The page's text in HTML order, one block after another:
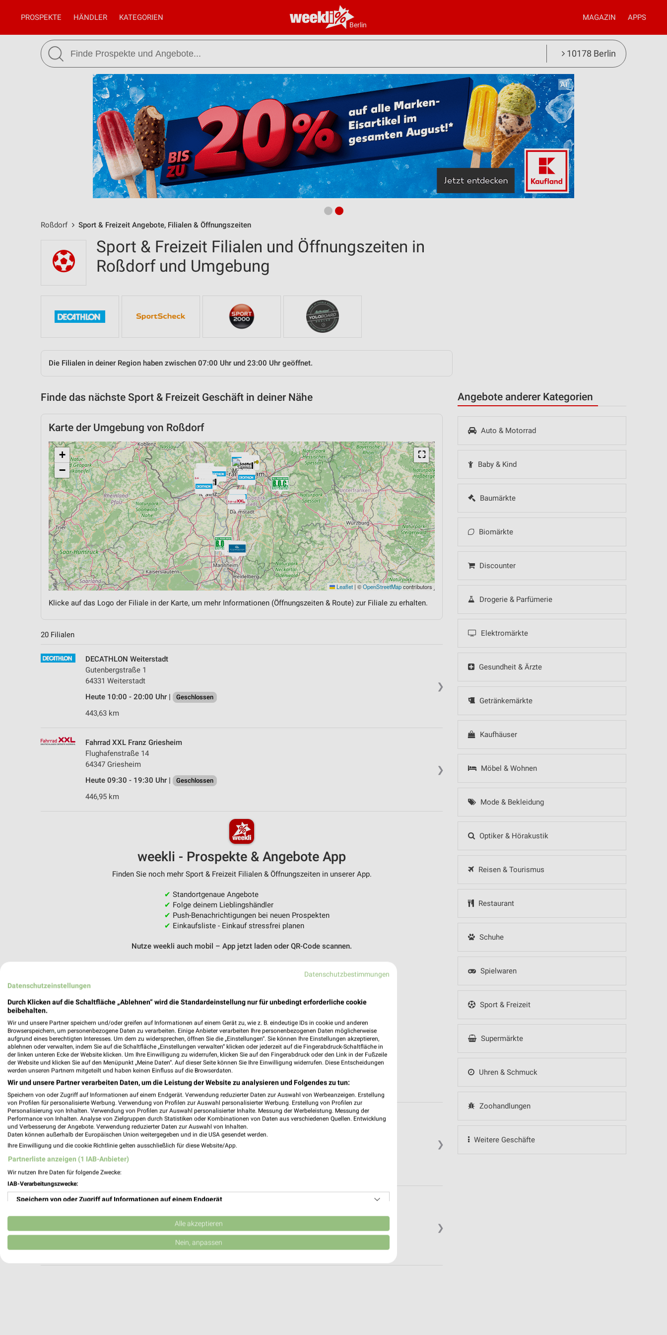
Berlin
PROSPEKTE HÄNDLER KATEGORIEN MAGAZIN APPS
10178 Berlin
Roßdorf Sport & Freizeit Angebote, Filialen & Öffnungszeiten
Angebote anderer Kategorien
Auto & Motorrad
Baby & Kind
Baumärkte
Biomärkte
Discounter
Drogerie & Parfümerie
Elektromärkte
Gesundheit & Ärzte
Getränkemärkte
Kaufhäuser
Möbel & Wohnen
Mode & Bekleidung
Optiker & Hörakustik
Reisen & Tourismus
Restaurant
Schuhe
Spielwaren
Sport & Freizeit
Supermärkte
Uhren & Schmuck
Zoohandlungen
Weitere Geschäfte
Sport & Freizeit Filialen und Öffnungszeiten in
Roßdorf und Umgebung
Die Filialen in deiner Region haben zwischen 07:00 Uhr und 23:00 Uhr geöffnet.
Finde das nächste Sport & Freizeit Geschäft in deiner Nähe
Karte der Umgebung von Roßdorf
⛶
+
−
Leaflet | ©OpenStreetMapcontributors
Klicke auf das Logo der Filiale in der Karte, um mehr Informationen (Öffnungszeiten & Route) zur Filiale zu erhalten.
20 Filialen
❯
DECATHLON Weiterstadt
Gutenbergstraße 1
64331 Weiterstadt
Heute 10:00 - 20:00 Uhr |
Geschlossen
443,63 km
❯
Fahrrad XXL Franz Griesheim
Flughafenstraße 14
64347 Griesheim
Heute 09:30 - 19:30 Uhr |
Geschlossen
446,95 km
weekli - Prospekte & Angebote App
Finden Sie noch mehr Sport & Freizeit Filialen & Öffnungszeiten in unserer App.
✔ Standortgenaue Angebote
✔ Folge deinem Lieblingshändler
✔ Push-Benachrichtigungen bei neuen Prospekten
✔ Einkaufsliste - Einkauf stressfrei planen
Nutze weekli auch mobil – App jetzt laden oder QR-Code scannen.
❯
DECATHLON Dreieich
Robert-Bosch-Str. 15
63303 Dreieich
Heute 09:00 - 20:00 Uhr |
428,23 km
❯
B.O.C. Mainaschaff
Heute 10:00 - 19:00 Uhr | Geschlossen
Datenschutzbestimmungen
Datenschutzeinstellungen
Durch Klicken auf die Schaltfläche „Ablehnen“ wird die Standardeinstellung nur für unbedingt erforderliche cookie
beibehalten.
Wir und unsere Partner speichern und/oder greifen auf Informationen auf einem Gerät zu, wie z. B. eindeutige IDs in cookie und anderen
Browserspeichern, um personenbezogene Daten zu verarbeiten. Einige Anbieter verarbeiten Ihre personenbezogenen Daten möglicherweise
aufgrund eines berechtigten Interesses. Um dem zu widersprechen, öffnen Sie die „Einstellungen“. Sie können Ihre Einstellungen akzeptieren,
ablehnen oder verwalten, indem Sie auf die Schaltfläche „Einstellungen verwalten“ klicken oder jederzeit auf die Fingerabdruck-Schaltfläche in
der linken unteren Ecke der Website klicken. Um Ihre Einwilligung zu widerrufen, klicken Sie auf den Fingerabdruck oder den Link in der Fußzeile
der Website und klicken Sie auf den Menüpunkt „Meine Daten“. Auf dieser Seite können Sie Ihre Einwilligung widerrufen. Diese Entscheidungen
werden unseren Partnern mitgeteilt und haben keinen Einfluss auf die Browserdaten.
Wir und unsere Partner verarbeiten Daten, um die Leistung der Website zu analysieren und Folgendes zu tun:
Speichern von oder Zugriff auf Informationen auf einem Endgerät. Verwendung reduzierter Daten zur Auswahl von Werbeanzeigen. Erstellung
von Profilen für personalisierte Werbung. Verwendung von Profilen zur Auswahl personalisierter Werbung. Erstellung von Profilen zur
Personalisierung von Inhalten. Verwendung von Profilen zur Auswahl personalisierter Inhalte. Messung der Werbeleistung. Messung der
Performance von Inhalten. Analyse von Zielgruppen durch Statistiken oder Kombinationen von Daten aus verschiedenen Quellen. Entwicklung
und Verbesserung der Angebote. Verwendung reduzierter Daten zur Auswahl von Inhalten.
Daten können außerhalb der Europäischen Union weitergegeben und in die USA gesendet werden.
Ihre Einwilligung und die cookie Richtlinie gelten ausschließlich für diese Website/App.
Partnerliste anzeigen (1 IAB-Anbieter)
Wir nutzen Ihre Daten für folgende Zwecke:
IAB-Verarbeitungszwecke:
Speichern von oder Zugriff auf Informationen auf einem Endgerät
Verwendung reduzierter Daten zur Auswahl von Werbeanzeigen
Erstellung von Profilen für personalisierte Werbung
Alle akzeptieren
Nein, anpassen